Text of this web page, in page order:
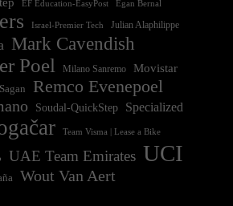
EF Education-EasyPost Egan Bernal
Israel-Premier Tech Julian Alaphilippe
Mark Cavendish
Poel Milano Sanremo
Movistar
Remco Evenepoel
Soudal-QuickStep Specialized
Team Visma | Lease a Bike
UAE Team Emirates UCI
Wout Van Aert